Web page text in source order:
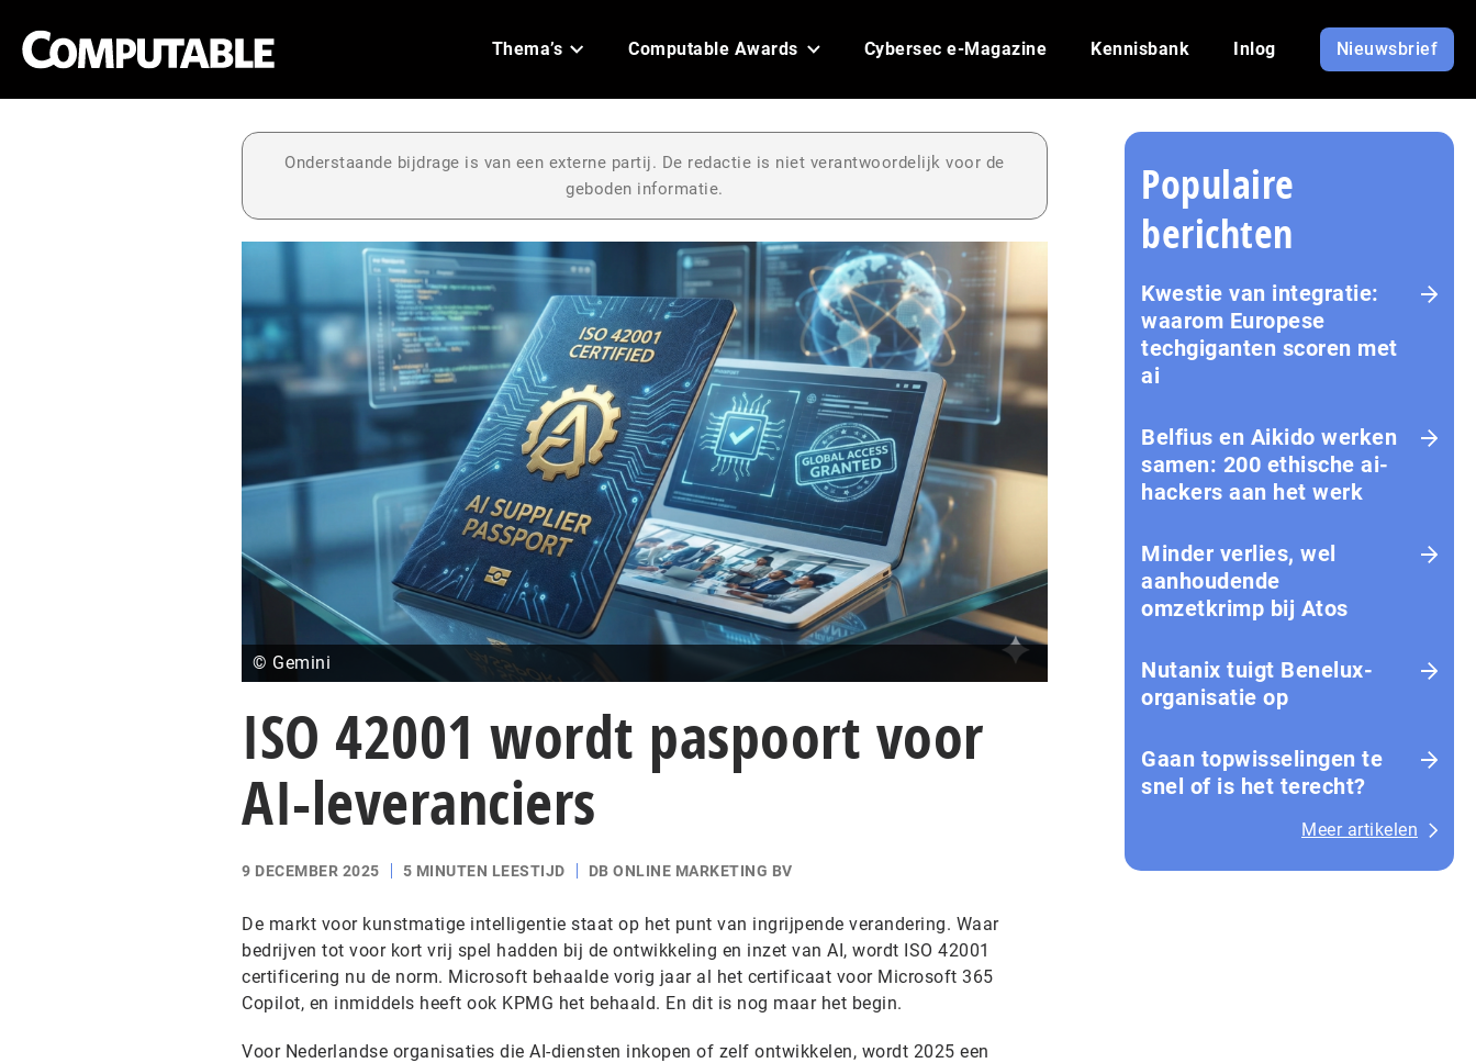
Thema’s Computable Awards Cybersec e-Magazine Kennisbank Inlog Nieuwsbrief
Onderstaande bijdrage is van een externe partij. De redactie is niet verantwoordelijk voor de
geboden informatie.
© Gemini
ISO 42001 wordt paspoort voor
AI-leveranciers
9 DECEMBER 2025 5 MINUTEN LEESTIJD DB ONLINE MARKETING BV
De markt voor kunstmatige intelligentie staat op het punt van ingrijpende verandering. Waar
bedrijven tot voor kort vrij spel hadden bij de ontwikkeling en inzet van AI, wordt ISO 42001
certificering nu de norm. Microsoft behaalde vorig jaar al het certificaat voor Microsoft 365
Copilot, en inmiddels heeft ook KPMG het behaald. En dit is nog maar het begin.
Voor Nederlandse organisaties die AI-diensten inkopen of zelf ontwikkelen, wordt 2025 een
Populaire
berichten
Kwestie van integratie:
waarom Europese
techgiganten scoren met
ai
Belfius en Aikido werken
samen: 200 ethische ai-
hackers aan het werk
Minder verlies, wel
aanhoudende
omzetkrimp bij Atos
Nutanix tuigt Benelux-
organisatie op
Gaan topwisselingen te
snel of is het terecht?
Meer artikelen